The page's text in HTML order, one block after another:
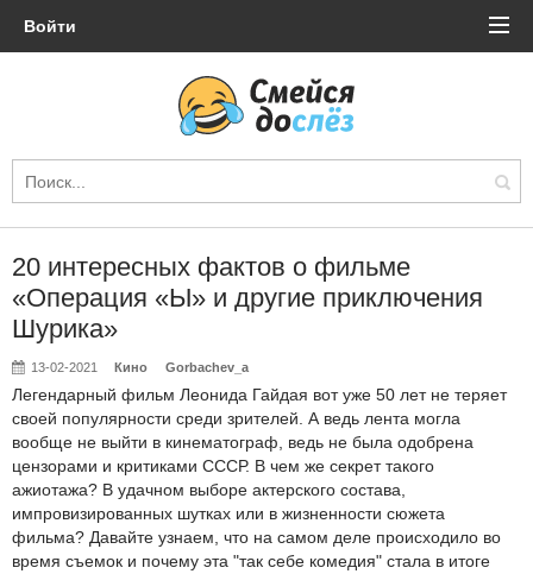
Войти
20 интересных фактов о фильме
«Операция «Ы» и другие приключения
Шурика»
13-02-2021 Кино Gorbachev_a
Легендарный фильм Леонида Гайдая вот уже 50 лет не теряет
своей популярности среди зрителей. А ведь лента могла
вообще не выйти в кинематограф, ведь не была одобрена
цензорами и критиками СССР. В чем же секрет такого
ажиотажа? В удачном выборе актерского состава,
импровизированных шутках или в жизненности сюжета
фильма? Давайте узнаем, что на самом деле происходило во
время съемок и почему эта "так себе комедия" стала в итоге